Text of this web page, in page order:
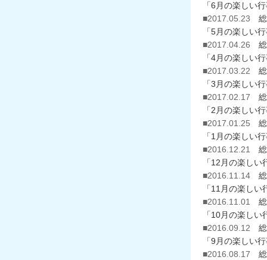
「6月の楽しい
■2017.05.23
「5月の楽しい
■2017.04.26
「4月の楽しい
■2017.03.22
「3月の楽しい
■2017.02.17
「2月の楽しい
■2017.01.25
「1月の楽しい
■2016.12.21
「12月の楽し
■2016.11.14
「11月の楽し
■2016.11.01
「10月の楽し
■2016.09.12
「9月の楽しい
■2016.08.17